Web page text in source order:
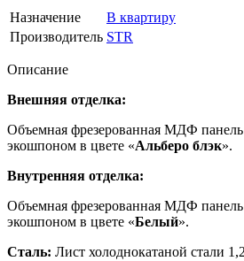
Назначение
В квартиру
Производитель STR
Описание
Внешняя отделка:
Объемная фрезерованная МДФ
экошпоном в цвете «Альберо блэк».
Внутренняя отделка:
Объемная фрезерованная МДФ
экошпоном в цвете «Белый».
Сталь: Лист холоднокатаной стали